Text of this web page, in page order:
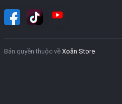
Bản quyền thuộc về Xoăn Store